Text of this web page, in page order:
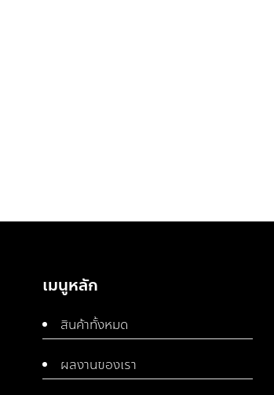
เมนูหลัก
สินค้าทั้งหมด
ผลงานของเรา